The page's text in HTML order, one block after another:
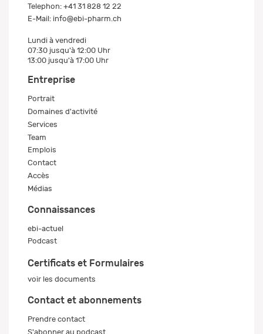
Telephon: +41 31 828 12 22
E-Mail: info@ebi-pharm.ch
Lundi à vendredi
07:30 jusqu'à 12:00 Uhr
13:00 jusqu'à 17:00 Uhr
Entreprise
Portrait
Domaines d'activité
Services
Team
Emplois
Contact
Accès
Médias
Connaissances
ebi-actuel
Podcast
Certificats et Formulaires
voir les documents
Contact et abonnements
Prendre contact
S'abonner au podcast